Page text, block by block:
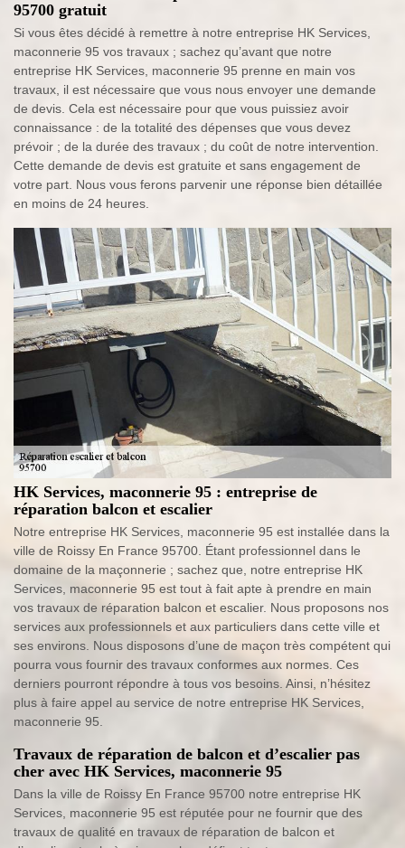
95700 gratuit
Si vous êtes décidé à remettre à notre entreprise HK Services,
maconnerie 95 vos travaux ; sachez qu’avant que notre
entreprise HK Services, maconnerie 95 prenne en main vos
travaux, il est nécessaire que vous nous envoyer une demande
de devis. Cela est nécessaire pour que vous puissiez avoir
connaissance : de la totalité des dépenses que vous devez
prévoir ; de la durée des travaux ; du coût de notre intervention.
Cette demande de devis est gratuite et sans engagement de
votre part. Nous vous ferons parvenir une réponse bien détaillée
en moins de 24 heures.
HK Services, maconnerie 95 : entreprise de
réparation balcon et escalier
Notre entreprise HK Services, maconnerie 95 est installée dans la
ville de Roissy En France 95700. Étant professionnel dans le
domaine de la maçonnerie ; sachez que, notre entreprise HK
Services, maconnerie 95 est tout à fait apte à prendre en main
vos travaux de réparation balcon et escalier. Nous proposons nos
services aux professionnels et aux particuliers dans cette ville et
ses environs. Nous disposons d’une de maçon très compétent qui
pourra vous fournir des travaux conformes aux normes. Ces
derniers pourront répondre à tous vos besoins. Ainsi, n’hésitez
plus à faire appel au service de notre entreprise HK Services,
maconnerie 95.
Travaux de réparation de balcon et d’escalier pas
cher avec HK Services, maconnerie 95
Dans la ville de Roissy En France 95700 notre entreprise HK
Services, maconnerie 95 est réputée pour ne fournir que des
travaux de qualité en travaux de réparation de balcon et